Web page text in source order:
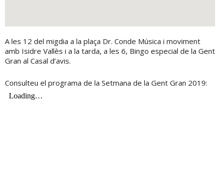
A les 12 del migdia a la plaça Dr. Conde Música i moviment
amb Isidre Vallès i a la tarda, a les 6, Bingo especial de la Gent
Gran al Casal d’avis.
Consulteu el programa de la Setmana de la Gent Gran 2019: